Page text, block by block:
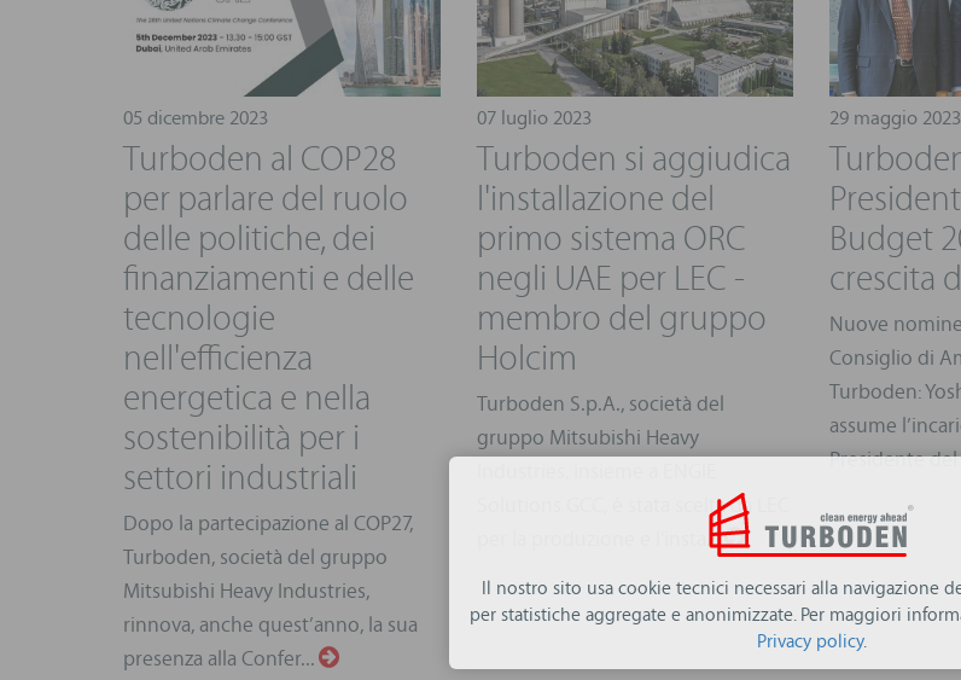
05 dicembre 2023
Turboden al COP28
per parlare del ruolo
delle politiche, dei
finanziamenti e delle
tecnologie
nell'efficienza
energetica e nella
sostenibilità per i
settori industriali
Dopo la partecipazione al COP27,
Turboden, società del gruppo
Mitsubishi Heavy Industries,
rinnova, anche quest’anno, la sua
presenza alla Confer...
07 luglio 2023
Turboden si aggiudica
l'installazione del
primo sistema ORC
negli UAE per LEC -
membro del gruppo
Holcim
Turboden S.p.A., società del
gruppo Mitsubishi Heavy
Solutions GCC, è stata scelta da LEC
per la produzione e l'insta...
29 maggio 2023
Budget
crescita
Nuove
Consiglio di
Turboden:
assume
Presidente
Il nostro sito usa cookie tecnici necessari alla navigazione
per statistiche aggregate e anonimizzate. Per maggiori
Privacy policy.